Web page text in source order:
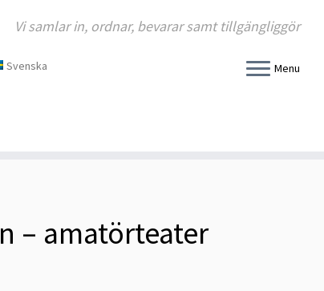
Vi samlar in, ordnar, bevarar samt tillgängliggör
Menu
Svenska
– amatörteater